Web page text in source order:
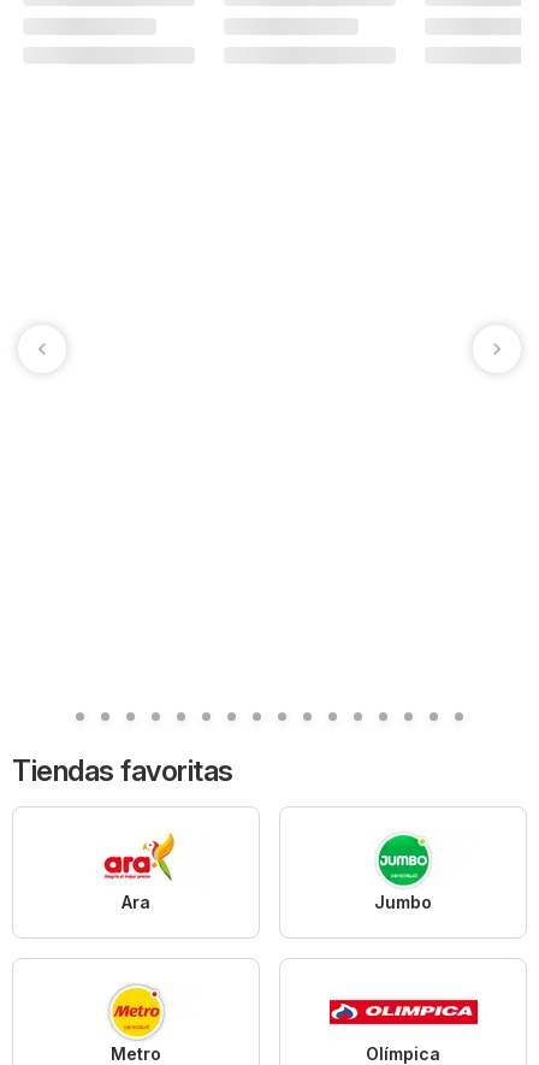
Tiendas favoritas
Ara Jumbo
Metro Olímpica